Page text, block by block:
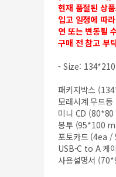
현재 품절된 상
입고 일정에 따
연 또는 변동될
구매 전 참고 부
- Size:
패키지박스
모래시계 무드
미니 CD
봉투 (95*100
포토카드 (4ea
USB-C to A 케
사용설명서